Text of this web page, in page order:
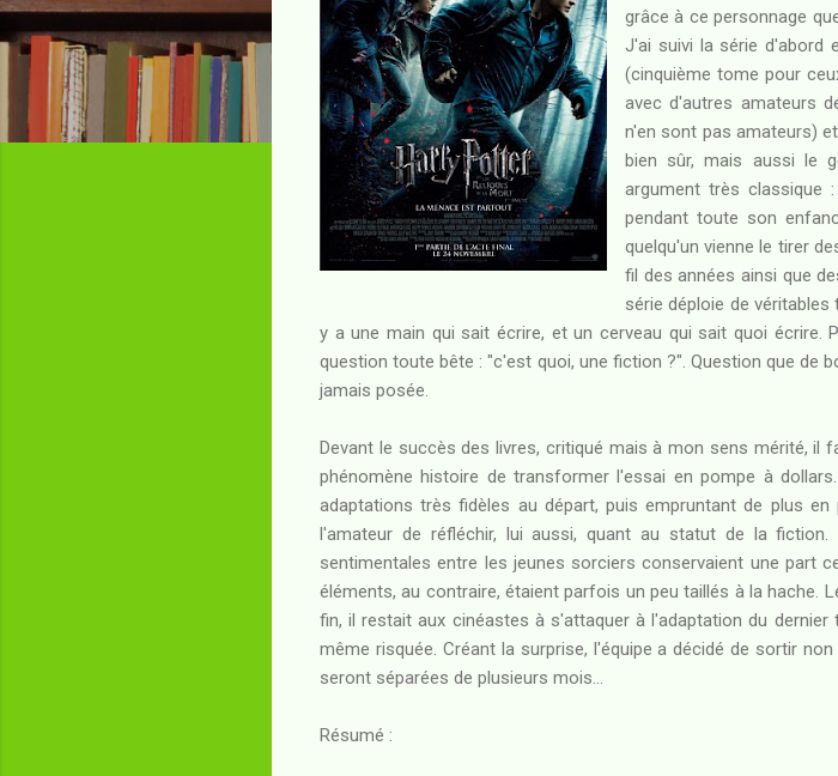
grâce à ce personnage
J'ai suivi la série d'abord
(cinquième tome pour
avec d'autres amateurs
n'en sont pas amateurs)
bien sûr, mais aussi le
argument très classique
pendant toute son
quelqu'un vienne le tirer
fil des années ainsi que
série déploie de
y a une main qui sait écrire, et un cerveau qui sait quoi écrire.
question toute bête : "c'est quoi, une fiction ?". Question que de
jamais posée.
Devant le succès des livres, critiqué mais à mon sens mérité, il
phénomène histoire de transformer l'essai en pompe à
adaptations très fidèles au départ, puis empruntant de plus
l'amateur de réfléchir, lui aussi, quant au statut de la fiction.
sentimentales entre les jeunes sorciers conservaient une part
éléments, au contraire, étaient parfois un peu taillés à la
fin, il restait aux cinéastes à s'attaquer à l'adaptation du
même risquée. Créant la surprise, l'équipe a décidé de sortir
seront séparées de plusieurs mois...
Résumé :